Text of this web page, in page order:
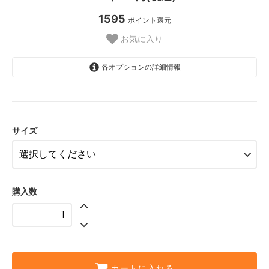
1595 ポイント還元
お気に入り
各オプションの詳細情報
サイズ
購入数